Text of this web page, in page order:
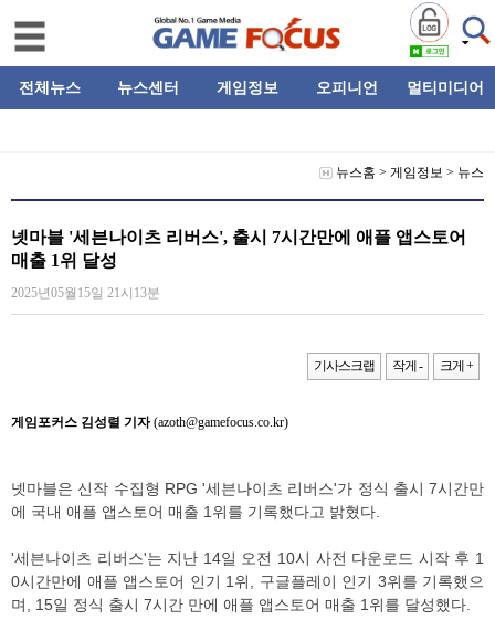
전체뉴스 뉴스센터 게임정보 오피니언 멀티미디어
뉴스홈 > 게임정보 > 뉴스
넷마블 '세븐나이츠 리버스', 출시 7시간만에 애플 앱스토어
매출 1위 달성
2025년05월15일 21시13분
기사스크랩 작게 - 크게 +
게임포커스 김성렬 기자(azoth@gamefocus.co.kr)
넷마블은 신작 수집형 RPG '세븐나이츠 리버스'가 정식 출시 7시간만
에 국내 애플 앱스토어 매출 1위를 기록했다고 밝혔다.
'세븐나이츠 리버스'는 지난 14일 오전 10시 사전 다운로드 시작 후 1
0시간만에 애플 앱스토어 인기 1위, 구글플레이 인기 3위를 기록했으
며, 15일 정식 출시 7시간 만에 애플 앱스토어 매출 1위를 달성했다.